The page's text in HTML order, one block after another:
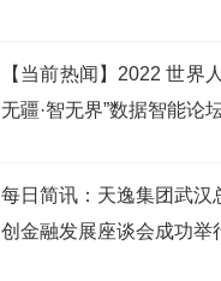
【当前热闻】2022 世界
无疆·智无界”数据智能论
每日简讯：天逸集团武汉
创金融发展座谈会成功举